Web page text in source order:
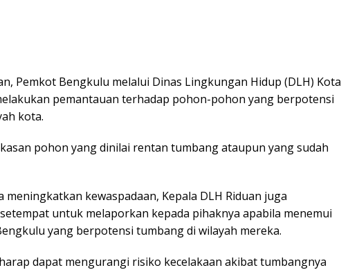
Pemkot Bengkulu melalui Dinas Lingkungan Hidup (DLH) Kota
pemantauan terhadap pohon-pohon yang berpotensi
kota.
pohon yang dinilai rentan tumbang ataupun yang sudah
meningkatkan kewaspadaan, Kepala DLH Riduan juga
untuk melaporkan kepada pihaknya apabila menemui
yang berpotensi tumbang di wilayah mereka.
dapat mengurangi risiko kecelakaan akibat tumbangnya